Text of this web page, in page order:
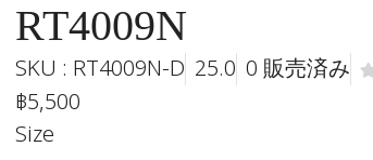
RT4009N
SKU : RT4009N-D 25.0 0 販売済み
฿5,500
Size